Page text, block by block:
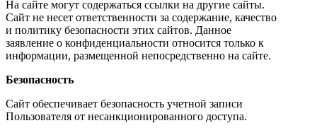
На сайте могут содержаться ссылки на другие сайты.
Сайт не несет ответственности за содержание, качество
и политику безопасности этих сайтов. Данное
заявление о конфиденциальности относится только к
информации, размещенной непосредственно на сайте.
Безопасность
Сайт обеспечивает безопасность учетной записи
Пользователя от несанкционированного доступа.